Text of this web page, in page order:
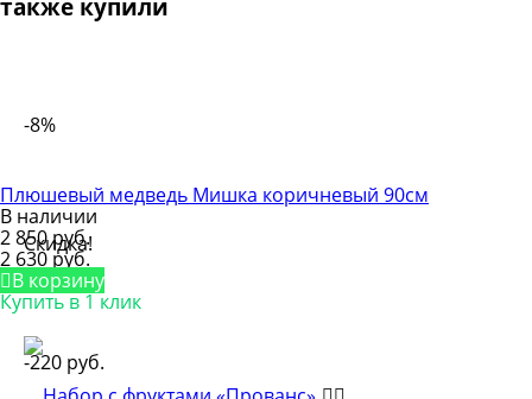
также купили
-8%
Скидка!
-220 руб.
Плюшевый медведь Мишка коричневый 90см
В наличии
2 850 руб.
2 630 руб.
В корзину
Купить в 1 клик